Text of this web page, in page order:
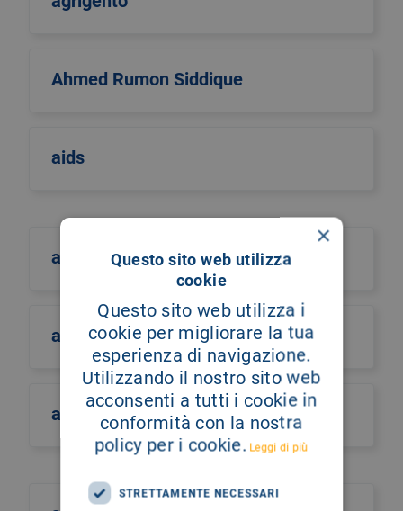
Ahmed Rumon Siddique
aids
aifa
aiic sicilia
ail
×
Questo sito web utilizza
cookie
Questo sito web utilizza i
cookie per migliorare la tua
esperienza di navigazione.
Utilizzando il nostro sito web
acconsenti a tutti i cookie in
conformità con la nostra
policy per i cookie. Leggi di più
STRETTAMENTE NECESSARI